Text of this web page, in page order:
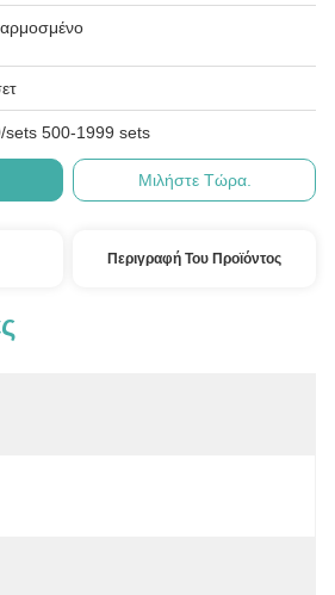
sets 500-1999 sets
Μιλήστε Τώρα.
Περιγραφή Του Προϊόντος